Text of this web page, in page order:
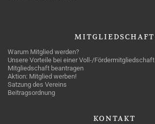
MITGLIEDSCHAFT
Warum Mitglied werden?
Unsere Vorteile bei einer Voll-/Fördermitgliedschaft
Mitgliedschaft beantragen
Aktion: Mitglied werben!
Satzung des Vereins
Beitragsordnung
KONTAKT